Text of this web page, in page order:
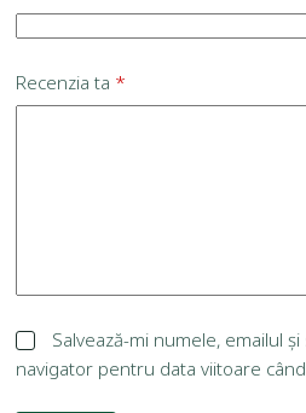
Recenzia ta *
Salvează-mi numele, emailul
navigator pentru data viitoare